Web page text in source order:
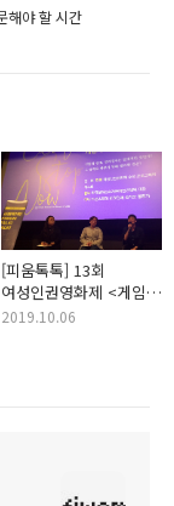
해야 할 시간
[피움톡톡] 13회
여성인권영화제 <게임의
규칙> 피움톡톡 현장
2019.10.06